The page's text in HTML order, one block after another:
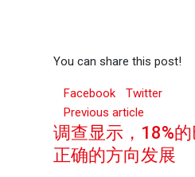
You can share this post!
Facebook
Twitter
Previous article
调查显示，18%
正确的方向发展